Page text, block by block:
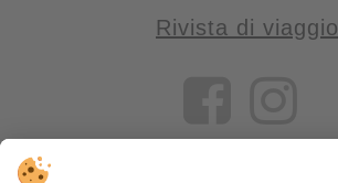
Rivista di viaggio